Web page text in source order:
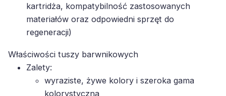
kartridża, kompatybilność zastosowanych
materiałów oraz odpowiedni sprzęt do
regeneracji)
Właściwości tuszy barwnikowych
Zalety:
wyraziste, żywe kolory i szeroka gama
kolorystyczna